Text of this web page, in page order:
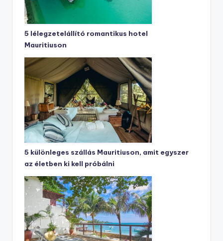
5 lélegzetelállító romantikus hotel
Mauritiuson
5 különleges szállás Mauritiuson, amit egyszer
az életben ki kell próbálni